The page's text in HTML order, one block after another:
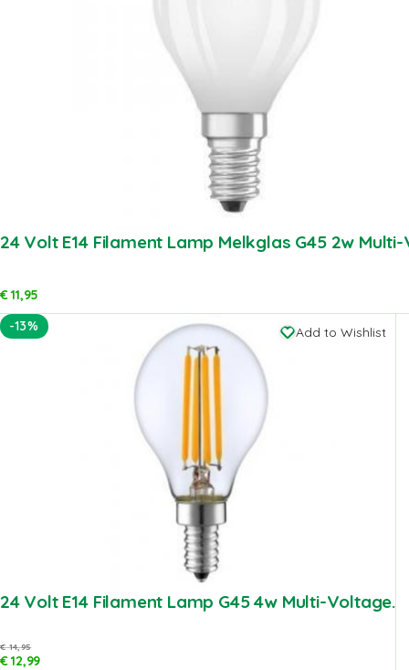
24 Volt E14 Filament Lamp Melkglas G45 2w
€11,95
-13%
Add to Wishlist
24 Volt E14 Filament Lamp G45 4w Multi-Voltage.
€14,95
€12,99